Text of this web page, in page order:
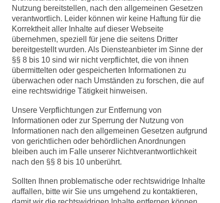
Nutzung bereitstellen, nach den allgemeinen Gesetzen
verantwortlich. Leider können wir keine Haftung für die
Korrektheit aller Inhalte auf dieser Webseite
übernehmen, speziell für jene die seitens Dritter
bereitgestellt wurden. Als Diensteanbieter im Sinne der
§§ 8 bis 10 sind wir nicht verpflichtet, die von ihnen
übermittelten oder gespeicherten Informationen zu
überwachen oder nach Umständen zu forschen, die auf
eine rechtswidrige Tätigkeit hinweisen.
Unsere Verpflichtungen zur Entfernung von
Informationen oder zur Sperrung der Nutzung von
Informationen nach den allgemeinen Gesetzen aufgrund
von gerichtlichen oder behördlichen Anordnungen
bleiben auch im Falle unserer Nichtverantwortlichkeit
nach den §§ 8 bis 10 unberührt.
Sollten Ihnen problematische oder rechtswidrige Inhalte
auffallen, bitte wir Sie uns umgehend zu kontaktieren,